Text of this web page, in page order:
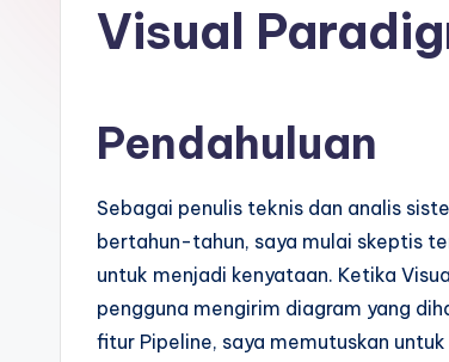
si
Visual
Pendahuluan
Sebagai penulis teknis dan analis
bertahun-tahun, saya mulai skeptis
untuk menjadi kenyataan. Ketika
pengguna mengirim diagram yang
fitur Pipeline, saya memutuskan